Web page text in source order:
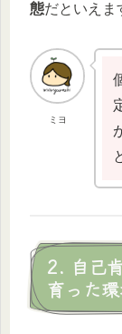
態だといえま
ミヨ
2. 自己
育った